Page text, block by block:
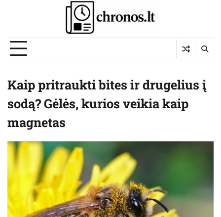
Kaip pritraukti bites ir drugelius į
sodą? Gėlės, kurios veikia kaip
magnetas